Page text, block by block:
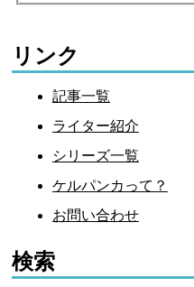
リンク
記事一覧
ライター紹介
シリーズ一覧
ケルパンカって？
お問い合わせ
検索